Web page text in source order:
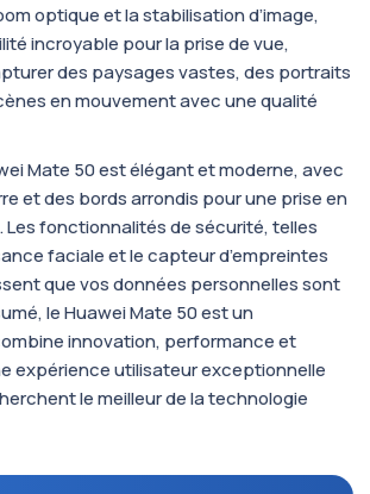
optique et la stabilisation d’image,
incroyable pour la prise de vue,
des paysages vastes, des portraits
en mouvement avec une qualité
Mate 50 est élégant et moderne, avec
et des bords arrondis pour une prise en
fonctionnalités de sécurité, telles
faciale et le capteur d’empreintes
que vos données personnelles sont
le Huawei Mate 50 est un
innovation, performance et
expérience utilisateur exceptionnelle
le meilleur de la technologie